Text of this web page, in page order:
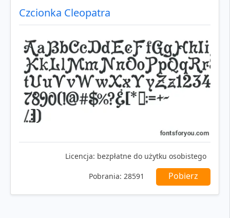
Czcionka Cleopatra
Licencja: bezpłatne do użytku osobistego
Pobrania: 28591 Pobierz